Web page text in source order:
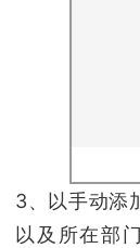
3、以手动添
以及所在部